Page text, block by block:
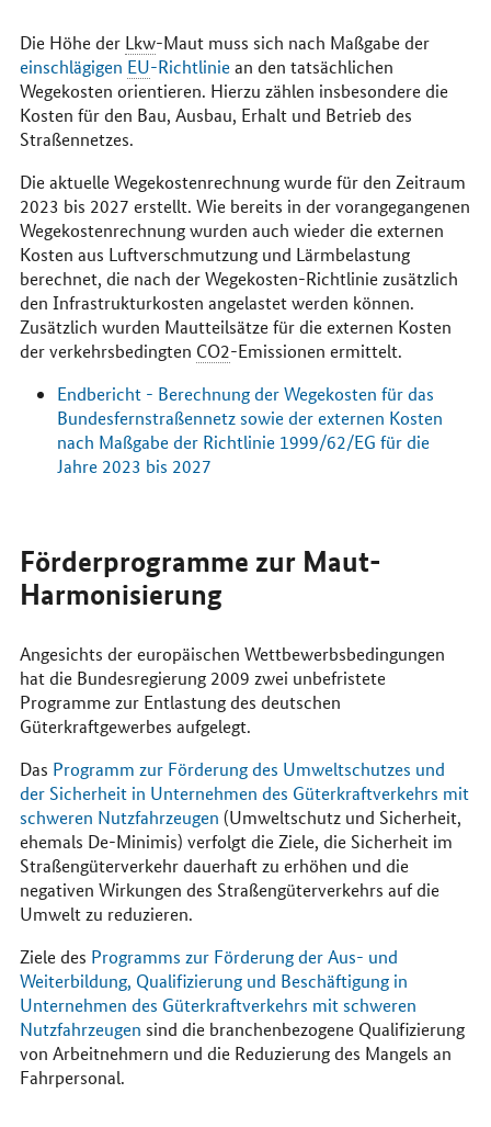
Die Höhe der Lkw-Maut muss sich nach Maßgabe der
einschlägigen EU-Richtliniean den tatsächlichen
Wegekosten orientieren. Hierzu zählen insbesondere die
Kosten für den Bau, Ausbau, Erhalt und Betrieb des
Straßennetzes.
Die aktuelle Wegekostenrechnung wurde für den Zeitraum
2023 bis 2027 erstellt. Wie bereits in der vorangegangenen
Wegekostenrechnung wurden auch wieder die externen
Kosten aus Luftverschmutzung und Lärmbelastung
berechnet, die nach der Wegekosten-Richtlinie zusätzlich
den Infrastrukturkosten angelastet werden können.
Zusätzlich wurden Mautteilsätze für die externen Kosten
der verkehrsbedingten CO2-Emissionen ermittelt.
Endbericht - Berechnung der Wegekosten für das
Bundesfernstraßennetz sowie der externen Kosten
nach Maßgabe der Richtlinie 1999/62/EG für die
Jahre 2023 bis 2027
Förderprogramme zur Maut-
Harmonisierung
Angesichts der europäischen Wettbewerbsbedingungen
hat die Bundesregierung 2009 zwei unbefristete
Programme zur Entlastung des deutschen
Güterkraftgewerbes aufgelegt.
Das Programm zur Förderung des Umweltschutzes und
der Sicherheit in Unternehmen des Güterkraftverkehrs mit
schweren Nutzfahrzeugen (Umweltschutz und Sicherheit,
ehemals De-Minimis) verfolgt die Ziele, die Sicherheit im
Straßengüterverkehr dauerhaft zu erhöhen und die
negativen Wirkungen des Straßengüterverkehrs auf die
Umwelt zu reduzieren.
Ziele des Programms zur Förderung der Aus- und
Weiterbildung, Qualifizierung und Beschäftigung in
Unternehmen des Güterkraftverkehrs mit schweren
Nutzfahrzeugen sind die branchenbezogene Qualifizierung
von Arbeitnehmern und die Reduzierung des Mangels an
Fahrpersonal.